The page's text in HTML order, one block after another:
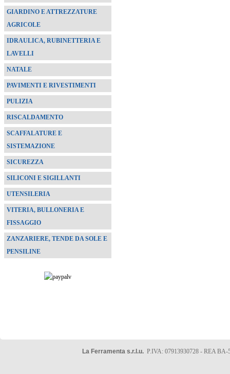
GIARDINO E ATTREZZATURE
AGRICOLE
IDRAULICA, RUBINETTERIA E
LAVELLI
NATALE
PAVIMENTI E RIVESTIMENTI
PULIZIA
RISCALDAMENTO
SCAFFALATURE E
SISTEMAZIONE
SICUREZZA
SILICONI E SIGILLANTI
UTENSILERIA
VITERIA, BULLONERIA E
FISSAGGIO
ZANZARIERE, TENDE DA SOLE E
PENSILINE
La Ferramenta s.r.l.u. P.IVA: 07913930728 - REA BA-